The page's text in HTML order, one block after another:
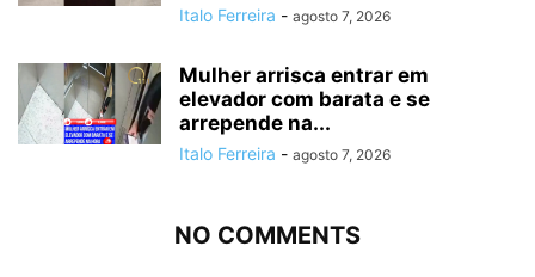
Italo Ferreira - agosto 7, 2026
Mulher arrisca entrar em
elevador com barata e se
arrepende na...
Italo Ferreira - agosto 7, 2026
NO COMMENTS